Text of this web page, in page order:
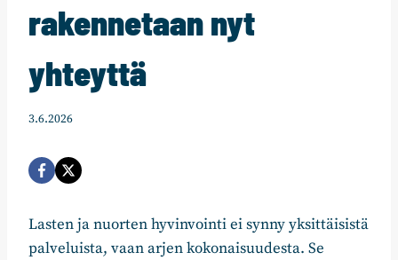
rakennetaan nyt
yhteyttä
3.6.2026
Lasten ja nuorten hyvinvointi ei synny yksittäisistä
palveluista, vaan arjen kokonaisuudesta. Se